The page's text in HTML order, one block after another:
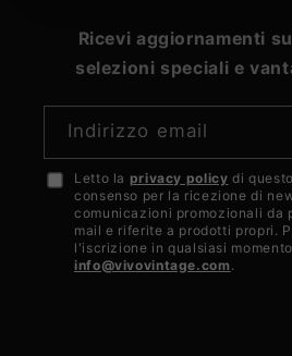
Ricevi aggiornamenti
selezioni speciali e
Indirizzo email
Accetto
privacy
policy
Letto la privacy policy di
consenso per la ricezione di
comunicazioni promozionali da
mail e riferite a prodotti propri.
l'iscrizione in qualsiasi
info@vivovintage.com .